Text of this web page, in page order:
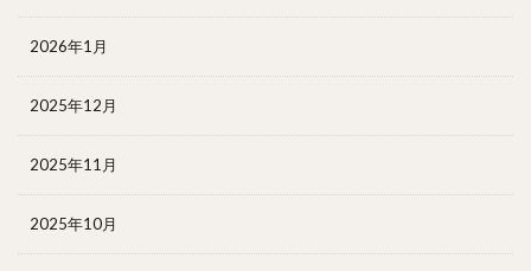
2026年1月
2025年12月
2025年11月
2025年10月